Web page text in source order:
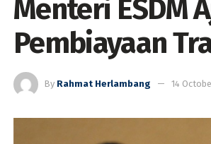
Menteri ESDM
Pembiayaan
By Rahmat Herlambang 14